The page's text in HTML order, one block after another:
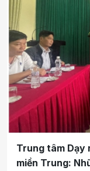
Trung tâm Dạy
miền Trung: